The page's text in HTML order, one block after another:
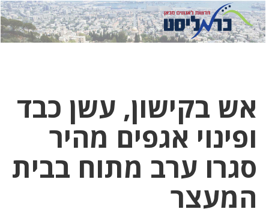
לחץ
כאן
לחץ
כדי
אש בקישון, עשן כבד
ופינוי אגפים מהיר
סגרו ערב מתוח בבית
המעצר